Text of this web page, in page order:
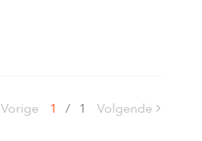
Vorige 1 / 1 Volgende